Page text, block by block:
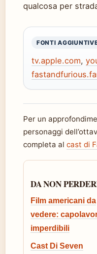
qualcosa per
FONTI
tv.apple.com,
Per un
personaggi
completa al cast di
DA NON
Film americani da
vedere:
imperdibili
Cast Di Seven